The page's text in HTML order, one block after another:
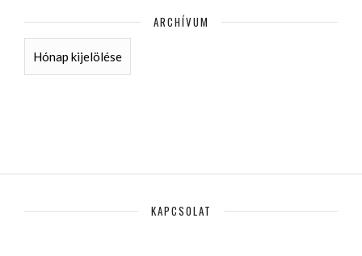
ARCHÍVUM
ARCHÍVUM
KAPCSOLAT